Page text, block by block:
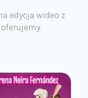
edycja wideo z
oferujemy